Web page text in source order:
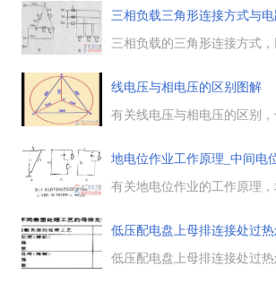
二，二五三五 四三介，七零九
二倍半，电缆线穿管打八折，
线升级算。...
三相负载三角形连接方式与电
计
三相负载的三角形连接方式，
三相负载分别接到三相交流电
的每两根相线之间即为三角形
接，负载两端的电压，即负
线电压与相电压的区别图解
有关线电压与相电压的区别
相电压的大小关系，线电压=根
号3倍的相电压，对于市电，相
电压220伏，线电压是220伏
地电位作业工作原理_中间电
工
有关地电位作业的工作原理
路如图，中间电位工作原理，
间电位作业的位置示意图及等
电路图等。...
低压配电盘上母排连接处过热
么
低压配电盘上母排连接处过热